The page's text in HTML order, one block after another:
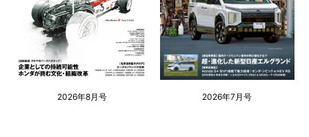
2026年8月号 2026年7月号